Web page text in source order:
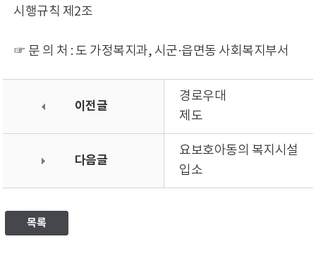
시행규칙 제2조
☞ 문 의 처 : 도 가정복지과, 시군·읍면동 사회복지부서
이전글
경로우대
제도
다음글
요보호아동의 복지시설
입소
목록